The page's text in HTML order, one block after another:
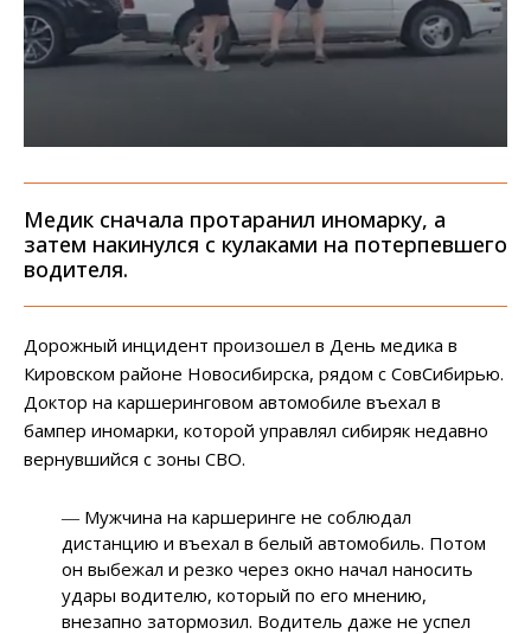
Медик сначала протаранил иномарку, а
затем накинулся с кулаками на потерпевшего
водителя.
Дорожный инцидент произошел в День медика в
Кировском районе Новосибирска, рядом с СовСибирью.
Доктор на каршеринговом автомобиле въехал в
бампер иномарки, которой управлял сибиряк недавно
вернувшийся с зоны СВО.
― Мужчина на каршеринге не соблюдал
дистанцию и въехал в белый автомобиль. Потом
он выбежал и резко через окно начал наносить
удары водителю, который по его мнению,
внезапно затормозил. Водитель даже не успел